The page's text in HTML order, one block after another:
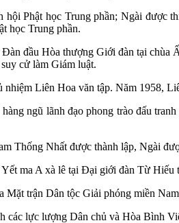
hội Phật học Trung phần; Ngài
học Trung phần.
đầu Hòa thượng Giới đàn tại chùa
cử làm Giám luật.
Liên Hoa văn tập. Năm 1958,
ngũ lãnh đạo phong trào đấu
Thống Nhất được thành lập, Ngài
ma A xà lê tại Đại giới đàn Từ
Mặt trận Dân tộc Giải phóng miền
các lực lượng Dân chủ và Hòa Bình